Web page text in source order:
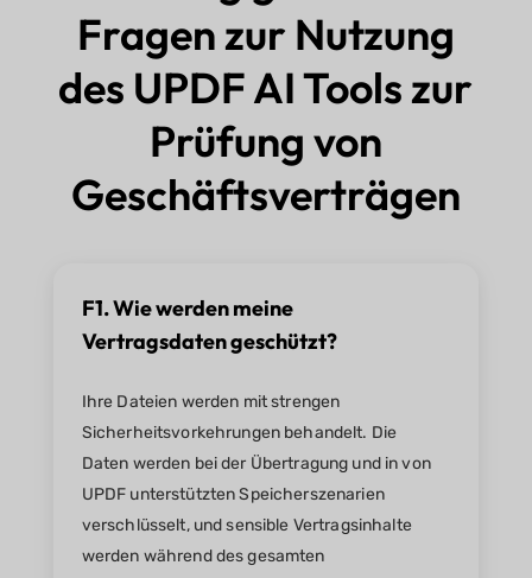
Fragen zur Nutzung
des UPDF AI Tools zur
Prüfung von
Geschäftsverträgen
F1. Wie werden meine
Vertragsdaten geschützt?
Ihre Dateien werden mit strengen
Sicherheitsvorkehrungen behandelt. Die
Daten werden bei der Übertragung und in von
UPDF unterstützten Speicherszenarien
verschlüsselt, und sensible Vertragsinhalte
werden während des gesamten